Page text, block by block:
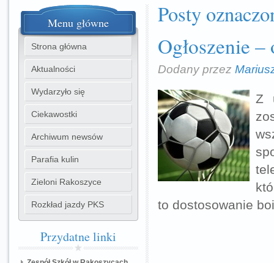
Posty
Ogłoszenie
Dodany przez
Z
to dostosowanie
Menu główne
Strona główna
Aktualności
Wydarzyło się
Ciekawostki
Archiwum newsów
Parafia kulin
Zieloni Rakoszyce
Rozkład jazdy PKS
Przydatnelinki